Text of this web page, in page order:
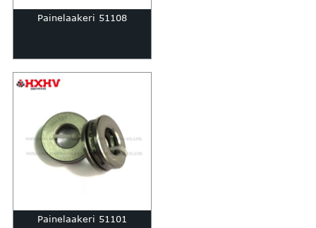
Painelaakeri 51108
Painelaakeri 51101